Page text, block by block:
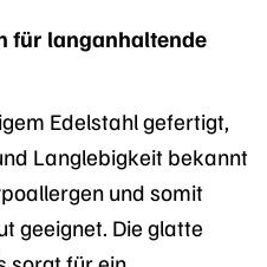
für langanhaltende
Edelstahl gefertigt,
Langlebigkeit bekannt
und somit
geeignet. Die glatte